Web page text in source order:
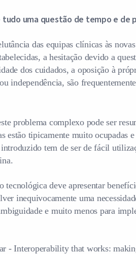
tudo uma questão de tempo e de
das equipas clínicas às
a hesitação devido a
dos cuidados, a oposição à
independência, são
problema complexo pode ser
estão tipicamente muito ocupadas
tem de ser de fácil
tecnológica deve apresentar
inequivocamente uma
e muito menos para
- Interoperability that works: